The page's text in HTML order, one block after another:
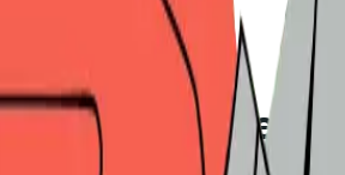
Equipas